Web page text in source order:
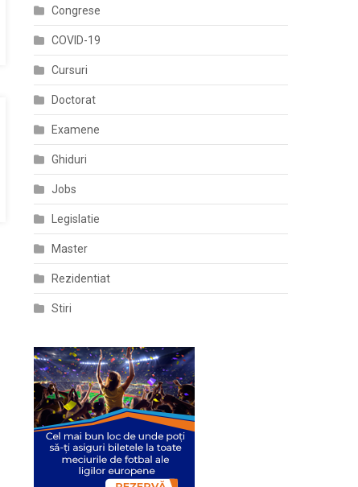
Congrese
COVID-19
Cursuri
Doctorat
Examene
Ghiduri
Jobs
Legislatie
Master
Rezidentiat
Stiri